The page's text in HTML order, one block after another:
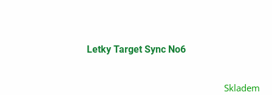
Letky Target Sync No6
Skladem